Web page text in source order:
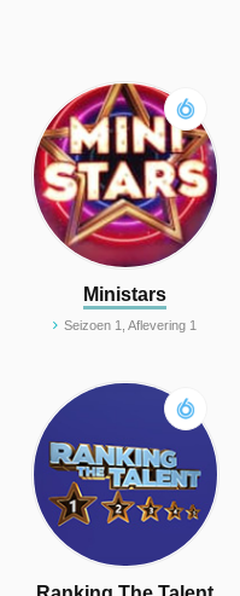
Ministars
Seizoen 1, Aflevering 1